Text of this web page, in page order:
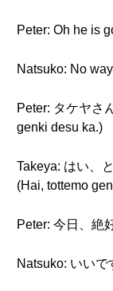
Peter: Oh he is
Natsuko: No
Peter: タケヤさ
genki desu ka.)
Takeya: はい、
(Hai, tottemo
Peter: 今日、絶
Natsuko: いいで